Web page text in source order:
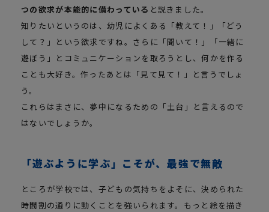
つの欲求が本能的に備わっている と説きました。
知りたいというのは、幼児によくある「教えて！」「どう
して？」という欲求ですね。さらに「聞いて！」「一緒に
遊ぼう」とコミュニケーションを取ろうとし、何かを作る
ことも大好き。作ったあとは「見て見て！」と言うでしょ
う。
これらはまさに、夢中になるための「土台」と言えるので
はないでしょうか。
「遊ぶように学ぶ」こそが、最強で無敵
ところが学校では、子どもの気持ちをよそに、決められた
時間割の通りに動くことを強いられます。もっと絵を描き